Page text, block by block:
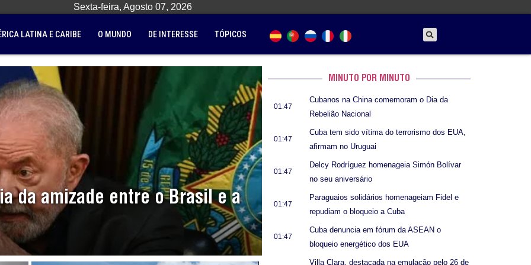
Sexta-feira, Agosto 07, 2026
LATINA E CARIBE O MUNDO DE INTERESSE TÓPICOS
da amizade entre o Brasil e a
MINUTO POR MINUTO
01:47
Cubanos na China comemoram o Dia da
Rebelião Nacional
01:47
Cuba tem sido vítima do terrorismo dos EUA,
afirmam no Uruguai
01:47
Delcy Rodríguez homenageia Simón Bolívar
no seu aniversário
01:47
Paraguaios solidários homenageiam Fidel e
repudiam o bloqueio a Cuba
01:47
Cuba denuncia em fórum da ASEAN o
bloqueio energético dos EUA
Villa Clara, destacada na emulação pelo 26 de